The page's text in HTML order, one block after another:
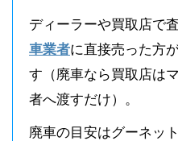
ディーラーや買取店で
車業者に直接売った方
す（廃車なら買取店は
者へ渡すだけ）。
廃車の目安はグーネッ